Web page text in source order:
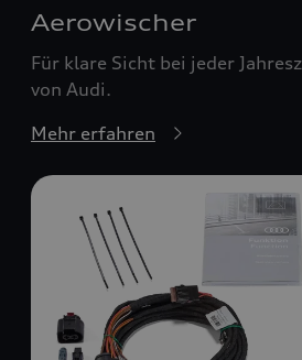
Aerowischer
Für klare Sicht bei jeder
von Audi.
Mehr erfahren